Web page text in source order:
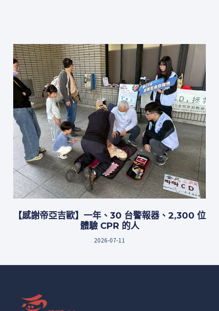
【感謝帝亞吉歐】一年、30 台警報器、2,300 位
體驗 CPR 的人
2026-07-11